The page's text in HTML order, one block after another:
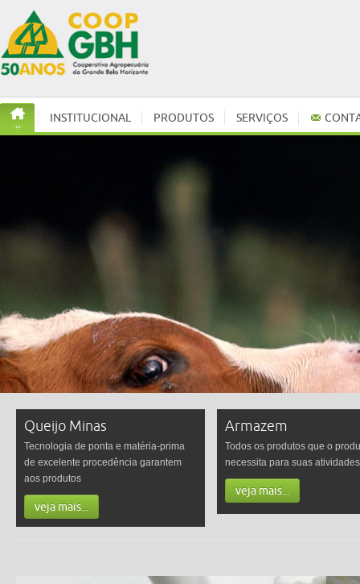
INSTITUCIONAL PRODUTOS SERVIÇOS
Queijo Minas
Tecnologia de ponta e matéria-prima
de excelente procedência garantem
aos produtos
veja mais...
Armazem
Todos os produtos que o
necessita para suas
veja mais...